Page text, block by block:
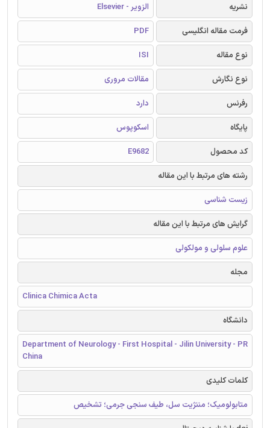
نشریه
الزویر - Elsevier
فرمت مقاله انگلیسی
PDF
نوع مقاله
ISI
نوع نگارش
مقالات مروری
رفرنس
دارد
پایگاه
اسکوپوس
کد محصول
E9682
رشته های مرتبط با این مقاله
زیست شناسی
گرایش های مرتبط با این مقاله
علوم سلولی و مولکولی
مجله
Clinica Chimica Acta
دانشگاه
Department of Neurology - First Hospital - Jilin University - PR
China
کلمات کلیدی
متابولومیک؛ مننژیت سل، طیف سنجی جرمی؛ تشخیص